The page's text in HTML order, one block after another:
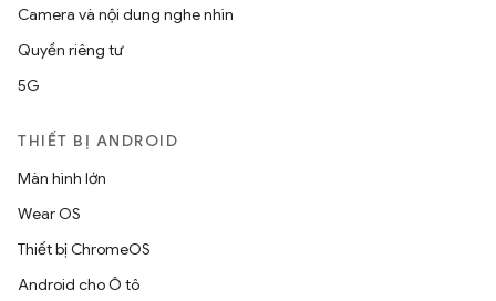
Camera và nội dung nghe nhìn
Quyền riêng tư
5G
THIẾT BỊ ANDROID
Màn hình lớn
Wear OS
Thiết bị ChromeOS
Android cho Ô tô